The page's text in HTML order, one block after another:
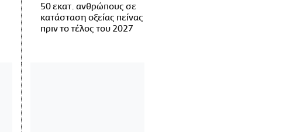
50 εκατ. ανθρώπους σε
κατάσταση οξείας πείνας
πριν το τέλος του 2027